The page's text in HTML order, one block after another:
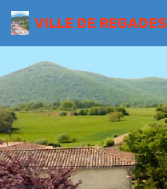
VILLE DE REGADES